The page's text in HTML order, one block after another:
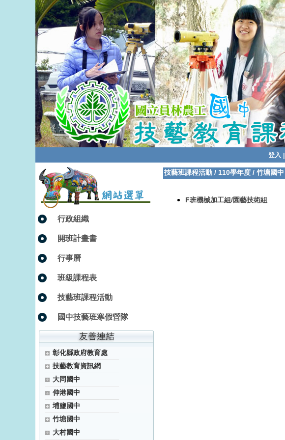
登入 |
行政組織
開班計畫書
行事曆
班級課程表
技藝班課程活動
國中技藝班寒假營隊
彰化縣政府教育處
技藝教育資訊網
大同國中
伸港國中
埔鹽國中
竹塘國中
大村國中
技藝班課程活動 / 110學年度 / 竹塘國中
F班機械加工組/園藝技術組